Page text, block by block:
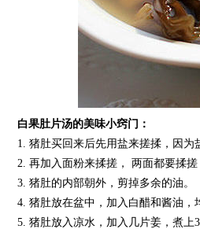
白果肚片汤的美味小窍门：
1. 猪肚买回来后先用盐来搓揉，因为
2. 再加入面粉来揉搓， 两面都要揉搓
3. 猪肚的内部朝外，剪掉多余的油。
4. 猪肚放在盆中，加入白醋和酱油，
5. 猪肚放入凉水，加入几片姜，煮上